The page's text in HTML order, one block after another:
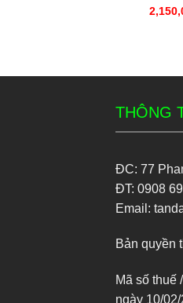
THÔNG
ĐC: 77
ĐT: 0908
Email:
Bản quyền
Mã số thuế
ngày 10/